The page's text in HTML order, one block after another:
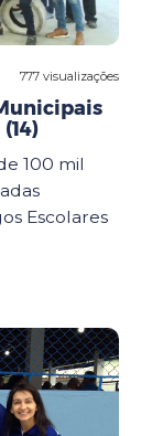
777 visualizações
100 mil
Escolares